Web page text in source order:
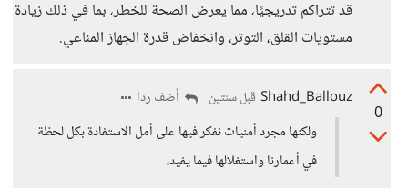
قد تتراكم تدريجيًا، مما يعرض الصحة للخطر، بما في ذلك زيادة
مستويات القلق، التوتر، وانخفاض قدرة الجهاز المناعي.
0
Shahd_Ballouz قبل سنتين
أضف ردا
ولكنها مجرد أمنيات نفكر فيها على أمل الاستفادة بكل لحظة
في أعمارنا واستغلالها فيما يفيد،